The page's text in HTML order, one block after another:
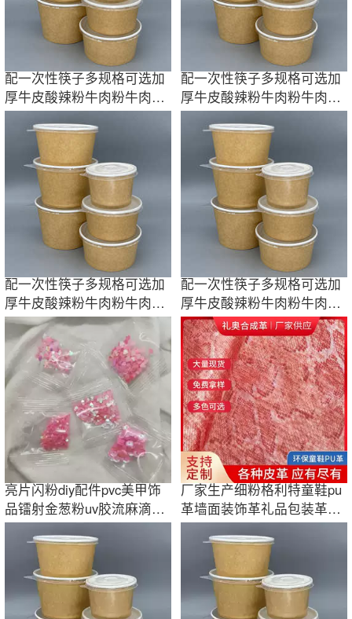
配一次性筷子多规格可选加
厚牛皮酸辣粉牛肉粉牛肉汤
米线拌面纸碗
配一次性筷子多规格可选加
厚牛皮酸辣粉牛肉粉牛肉汤
米线拌面纸碗
配一次性筷子多规格可选加
厚牛皮酸辣粉牛肉粉牛肉汤
米线拌面纸碗
配一次性筷子多规格可选加
厚牛皮酸辣粉牛肉粉牛肉汤
米线拌面纸碗
亮片闪粉diy配件pvc美甲饰
品镭射金葱粉uv胶流麻滴胶
环氧树脂批发
厂家生产细粉格利特童鞋pu
革墙面装饰革礼品包装革环
保PVC人造革